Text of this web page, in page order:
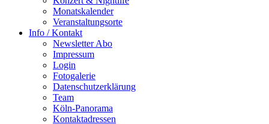
Monatskalender
Veranstaltungsorte
Info / Kontakt
Newsletter Abo
Impressum
Login
Fotogalerie
Datenschutzerklärung
Team
Köln-Panorama
Kontaktadressen